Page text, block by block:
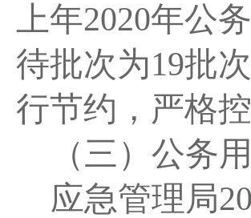
上年2020年公
待批次为19批
行节约，严格
（三）公务
应急管理局